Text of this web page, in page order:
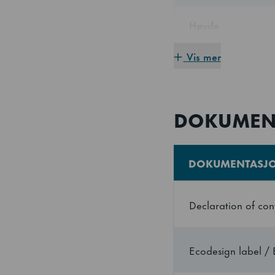
Høyde
Strømforbruk
(EEI)
Hyllestørrelse
Max
Vis mer
Declaration of
Ecodesign label /